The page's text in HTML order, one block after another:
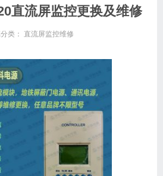
直流屏监控更换及维修
类： 直流屏监控维修